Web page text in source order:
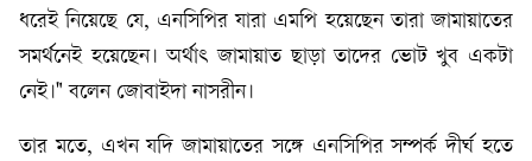
ধরেই নিয়েছে যে, এনসিপির যারা এমপি হয়েছেন তারা জামায়াতের
সমর্থনেই হয়েছেন। অর্থাৎ জামায়াত ছাড়া তাদের ভোট খুব একটা
নেই।" বলেন জোবাইদা নাসরীন।
তার মতে, এখন যদি জামায়াতের সঙ্গে এনসিপির সম্পর্ক দীর্ঘ হতে